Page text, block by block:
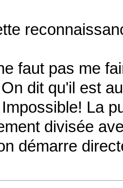
faut pas me
dit qu'il est
La
divisée
démarre